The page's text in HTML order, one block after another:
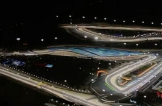
0
TEMAS RELACIONADOS: ARGENTINA
CONMEBOL
COPA AMERICA
SIGUIENTE